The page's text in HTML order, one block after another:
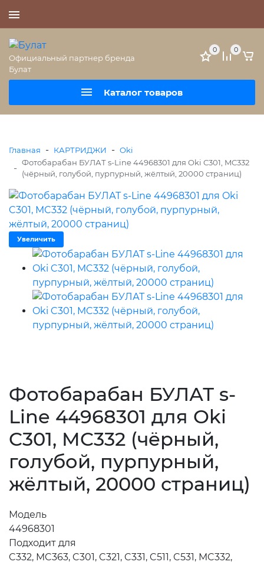
Официальный партнер бренда
Булат
Каталог товаров
0 0
Главная - КАРТРИДЖИ - Oki
- Фотобарабан БУЛАТ s-Line 44968301 для Oki C301, MC332
(чёрный, голубой, пурпурный, жёлтый, 20000 страниц)
Увеличить
Фотобарабан БУЛАТ s-
Line 44968301 для Oki
C301, MC332 (чёрный,
голубой, пурпурный,
жёлтый, 20000 страниц)
Модель
44968301
Подходит для
C332, MC363, C301, C321, C331, C511, C531, MC332,